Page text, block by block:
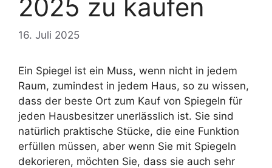
2025 zu kaufen
16. Juli 2025
Ein Spiegel ist ein Muss, wenn nicht in jedem
Raum, zumindest in jedem Haus, so zu wissen,
dass der beste Ort zum Kauf von Spiegeln für
jeden Hausbesitzer unerlässlich ist. Sie sind
natürlich praktische Stücke, die eine Funktion
erfüllen müssen, aber wenn Sie mit Spiegeln
dekorieren, möchten Sie, dass sie auch sehr